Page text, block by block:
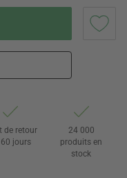
de retour
jours
24 000
produits en
stock